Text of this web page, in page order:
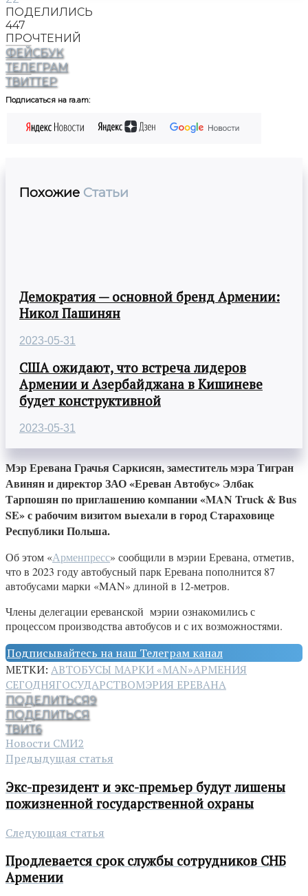
ПОДЕЛИЛИСЬ
447
ПРОЧТЕНИЙ
ФЕЙСБУК
ТЕЛЕГРАМ
ТВИТТЕР
Подписаться на ra.am:
Похожие Статьи
Демократия — основной бренд Армении:
Никол Пашинян
2023-05-31
США ожидают, что встреча лидеров
Армении и Азербайджана в Кишиневе
будет конструктивной
2023-05-31
Мэр Еревана Грачья Саркисян, заместитель мэра Тигран
Авинян и директор ЗАО «Ереван Автобус» Элбак
Тарпошян по приглашению компании «MAN Truck & Bus
SE» с рабочим визитом выехали в город Стараховице
Республики Польша.
Об этом «Арменпресс» сообщили в мэрии Еревана, отметив,
что в 2023 году автобусный парк Еревана пополнится 87
автобусами марки «MAN» длиной в 12-метров.
Члены делегации ереванской мэрии ознакомились с
процессом производства автобусов и с их возможностями.
Подписывайтесь на наш Телеграм канал
МЕТКИ: АВТОБУСЫ МАРКИ «MAN»АРМЕНИЯ
СЕГОДНЯГОСУДАРСТВОМЭРИЯ ЕРЕВАНА
ПОДЕЛИТЬСЯ9
ПОДЕЛИТЬСЯ
ТВИТ6
Новости СМИ2
Предыдущая статья
Экс-президент и экс-премьер будут лишены
пожизненной государственной охраны
Следующая статья
Продлевается срок службы сотрудников СНБ
Армении